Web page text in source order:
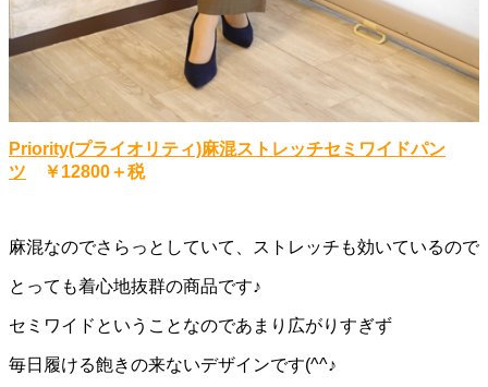
Priority(プライオリティ)麻混ストレッチセミワイドパン
ツ ￥12800＋税
麻混なのでさらっとしていて、ストレッチも効いているので
とっても着心地抜群の商品です♪
セミワイドということなのであまり広がりすぎず
毎日履ける飽きの来ないデザインです(^^♪